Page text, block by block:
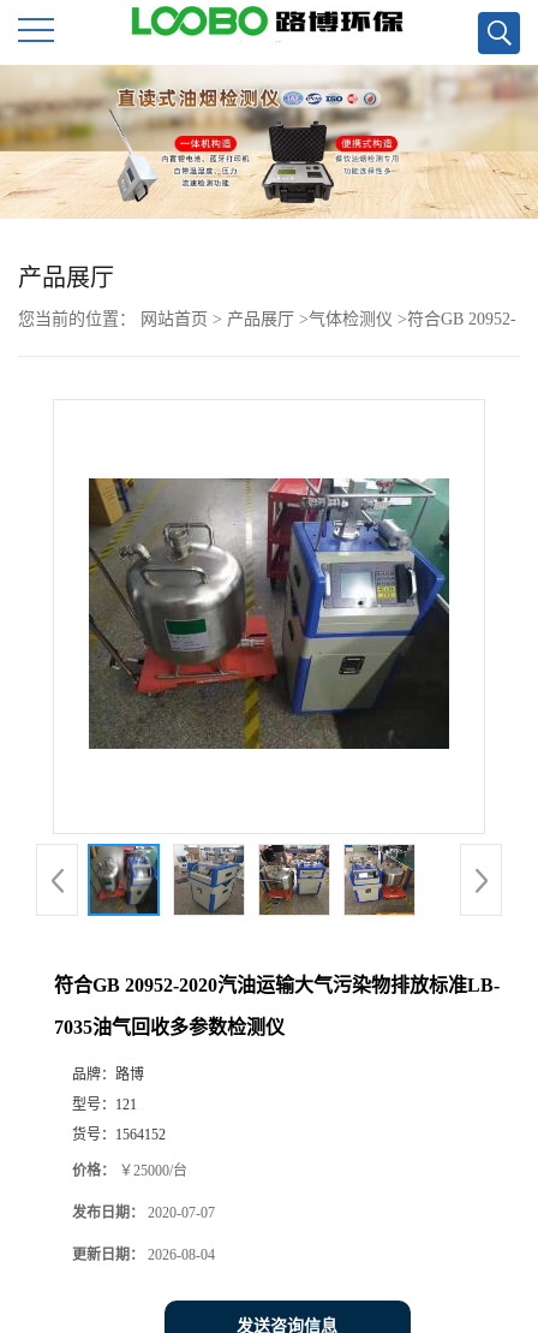
公
司
首
页
公
品
产品展厅
您当前的位置： 网站首页 > 产品展厅 >气体检测仪 >符合GB 20952-
符合GB 20952-2020汽油运输大气污染物排放标准LB-
7035油气回收多参数检测仪
品牌： 路博
型号： 121
货号： 1564152
价格： ￥25000/台
发布日期： 2020-07-07
更新日期： 2026-08-04
发送咨询信息